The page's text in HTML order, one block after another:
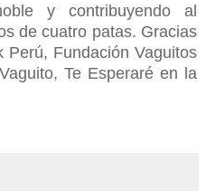
y contribuyendo al
de cuatro patas. Gracias
Fundación Vaguitos
Te Esperaré en la